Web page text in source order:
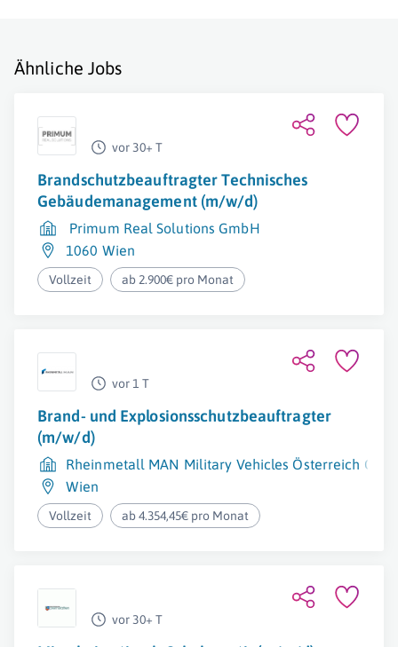
Ähnliche Jobs
vor 30+ T
Brandschutzbeauftragter Technisches
Gebäudemanagement (m/w/d)
Primum Real Solutions GmbH
1060 Wien
Vollzeit ab 2.900€ pro Monat
vor 1 T
Brand- und Explosionsschutzbeauftragter
(m/w/d)
Rheinmetall MAN Military Vehicles Österreich
Wien
Vollzeit ab 4.354,45€ pro Monat
vor 30+ T